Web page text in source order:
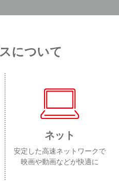
について
ネット
安定した高速ネットワークで
映画や動画などが快適に